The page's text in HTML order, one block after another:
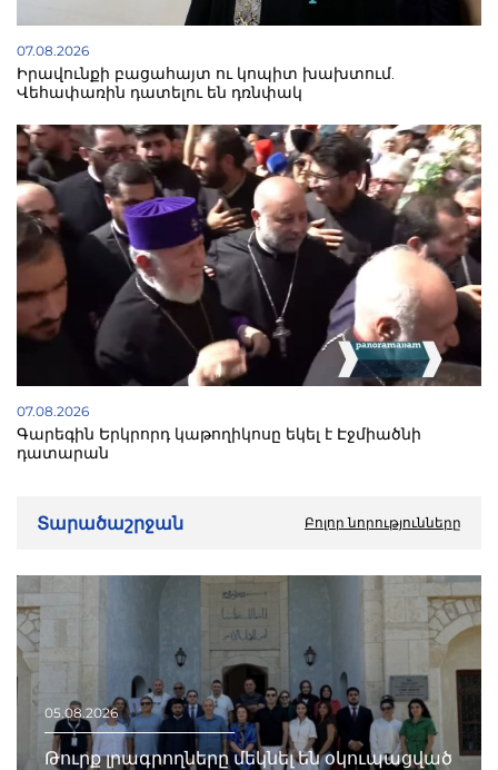
07.08.2026
Իրավունքի բացահայտ ու կոպիտ խախտում.
Վեհափառին դատելու են դռնփակ
07.08.2026
Գարեգին Երկրորդ կաթողիկոսը եկել է Էջմիածնի
դատարան
Տարածաշրջան Բոլոր նորությունները
05.08.2026
Թուրք լրագրողները մեկնել են օկուպացված